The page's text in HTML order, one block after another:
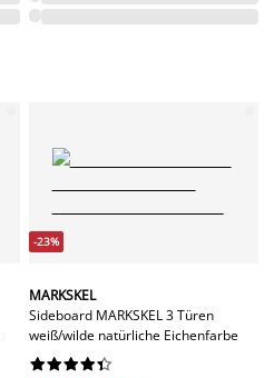
-23%
MARKSKEL
Sideboard MARKSKEL 3 Türen
weiß/wilde natürliche Eichenfarbe





